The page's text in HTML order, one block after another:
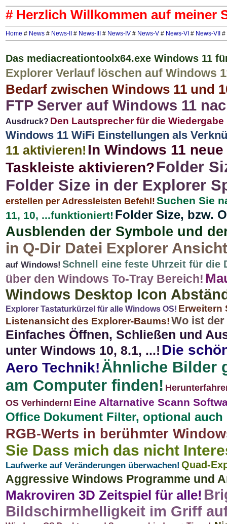
# Herzlich Willkommen auf meiner
Home # News # News-II # News-III # News-IV # News-V # News-VI # News-VII #
Das mediacreationtoolx64.exe Windows 11
Explorer Verlauf löschen auf Windows
Bedarf zwischen Windows 11 und
FTP Server auf Windows 11
Ausdruck? Den Lautsprecher für die
Windows 11 WiFi Einstellungen als
11 aktivieren! In Windows 11
Taskleiste aktivieren?Folder
Folder Size in der Explorer
erstellen per Adressleisten Befehl! Suchen Sie
11, 10, ...funktioniert! Folder Size, bzw.
Ausblenden der Symbole und
in Q-Dir Datei Explorer
auf Windows! Schnell eine feste Uhrzeit für die
über den Windows To-Tray Bereich!
Windows Desktop Icon
Explorer Tastaturkürzel für alle Windows OS! Erweitern
Listenansicht des Explorer-Baums!Wo ist
Einfaches Öffnen, Schließen und
unter Windows 10, 8.1, ...! Die
Aero Technik!Ähnliche Bilder
am Computer finden!
OS Verhindern! Eine Altarnative Scann
Office Dokument Filter, optional
RGB-Werts in berühmter
Sie Dass mich das nicht
Laufwerke auf Veränderungen überwachen! Quad-
Aggressive Windows Programme und
Makroviren 3D Zeitspiel für alle!
Bildschirmhelligkeit im Griff